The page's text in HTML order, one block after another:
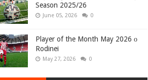
Season 2025/26
June 05, 2026 0
Player of the Month May 2026 ο
Rodinei
May 27, 2026 0